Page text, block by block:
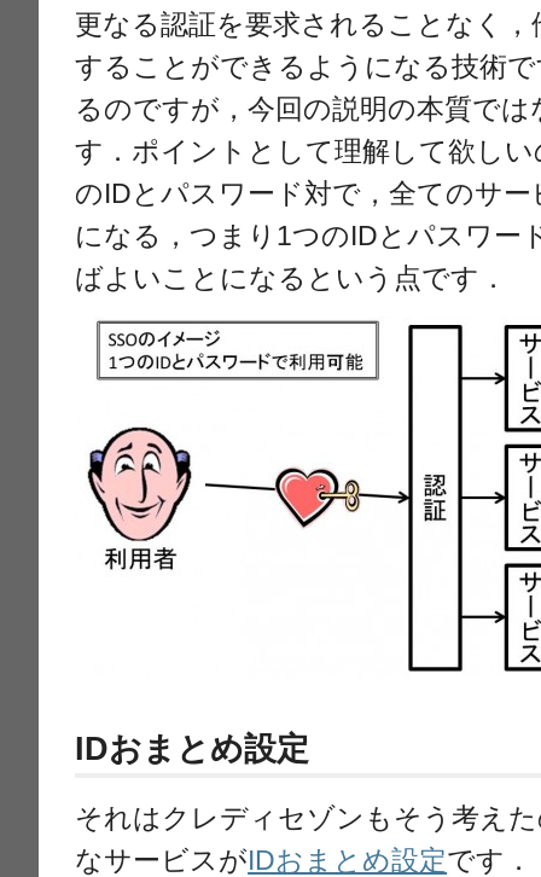
更なる認証を要求されることなく
することができるようになる技術
るのですが，今回の説明の本質で
す．ポイントとして理解して欲し
のIDとパスワード対で，全てのサ
になる，つまり1つのIDとパスワー
ばよいことになるという点です．
IDおまとめ設定
それはクレディセゾンもそう考え
なサービスがIDおまとめ設定です．